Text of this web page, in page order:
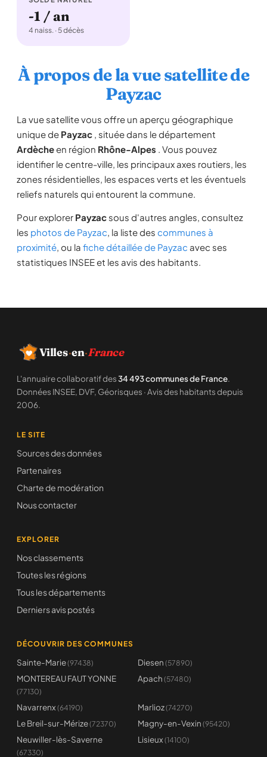
-1 / an
4 naiss. · 5 décès
À propos de la vue satellite de
Payzac
La vue satellite vous offre un aperçu géographique
unique de Payzac , située dans le département
Ardècheen région Rhône-Alpes . Vous pouvez
identifier le centre-ville, les principaux axes routiers, les
zones résidentielles, les espaces verts et les éventuels
reliefs naturels qui entourent la commune.
Pour explorer Payzac sous d'autres angles, consultez
les photos de Payzac, la liste des communes à
proximité, ou la fiche détaillée de Payzac avec ses
statistiques INSEE et les avis des habitants.
Villes·en·France
L'annuaire collaboratif des34 493 communes de France.
Données INSEE, DVF, Géorisques · Avis des habitants depuis
2006.
LE SITE
Sources des données
Partenaires
Charte de modération
Nous contacter
EXPLORER
Nos classements
Toutes les régions
Tous les départements
Derniers avis postés
DÉCOUVRIR DES COMMUNES
Sainte-Marie(97438) Diesen (57890)
MONTEREAU FAUT YONNE
(77130)
Apach (57480)
Navarrenx (64190) Marlioz(74270)
Le Breil-sur-Mérize(72370) Magny-en-Vexin (95420)
Neuwiller-lès-Saverne
(67330)
Lisieux (14100)